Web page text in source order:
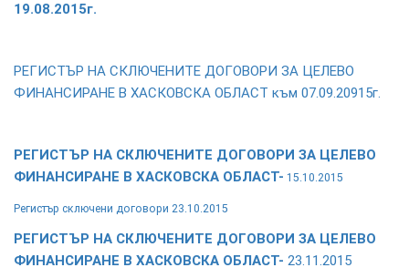
19.08.2015г.
РЕГИСТЪР НА СКЛЮЧЕНИТЕ ДОГОВОРИ ЗА ЦЕЛЕВО
ФИНАНСИРАНЕ В ХАСКОВСКА ОБЛАСТ към 07.09.20915г.
РЕГИСТЪР НА СКЛЮЧЕНИТЕ ДОГОВОРИ ЗА ЦЕЛЕВО
ФИНАНСИРАНЕ В ХАСКОВСКА ОБЛАСТ- 15.10.2015
Регистър сключени договори 23.10.2015
РЕГИСТЪР НА СКЛЮЧЕНИТЕ ДОГОВОРИ ЗА ЦЕЛЕВО
ФИНАНСИРАНЕ В ХАСКОВСКА ОБЛАСТ- 23.11.2015